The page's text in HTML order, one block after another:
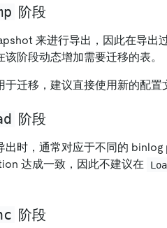
阶段
来进行导出，因此在导出
阶段动态增加需要迁移的表。
迁移，建议直接使用新的配置
阶段
出时，通常对应于不同的
达成一致，因此不建议在
阶段